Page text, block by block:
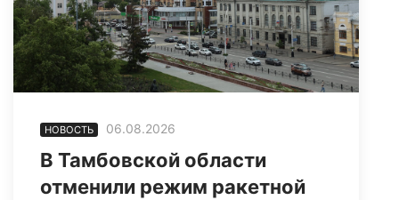
НОВОСТЬ 06.08.2026
В Тамбовской области
отменили режим ракетной